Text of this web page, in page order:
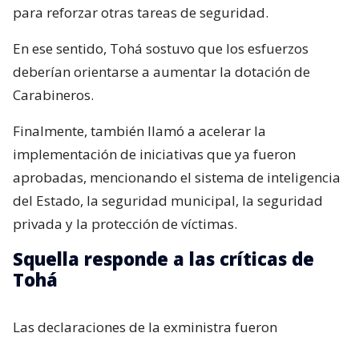
para reforzar otras tareas de seguridad.
En ese sentido, Tohá sostuvo que los esfuerzos
deberían orientarse a aumentar la dotación de
Carabineros.
Finalmente, también llamó a acelerar la
implementación de iniciativas que ya fueron
aprobadas, mencionando el sistema de inteligencia
del Estado, la seguridad municipal, la seguridad
privada y la protección de víctimas.
Squella responde a las críticas de
Tohá
Las declaraciones de la exministra fueron